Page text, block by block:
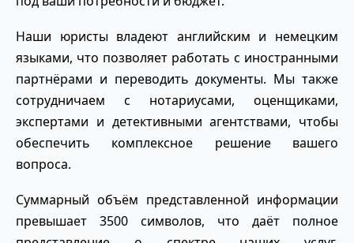
Наши юристы владеют английским и немецким
языками, что позволяет работать с иностранными
партнёрами и переводить документы. Мы также
сотрудничаем с нотариусами, оценщиками,
экспертами и детективными агентствами, чтобы
обеспечить комплексное решение вашего
вопроса.
Суммарный объём представленной информации
превышает 3500 символов, что даёт полное